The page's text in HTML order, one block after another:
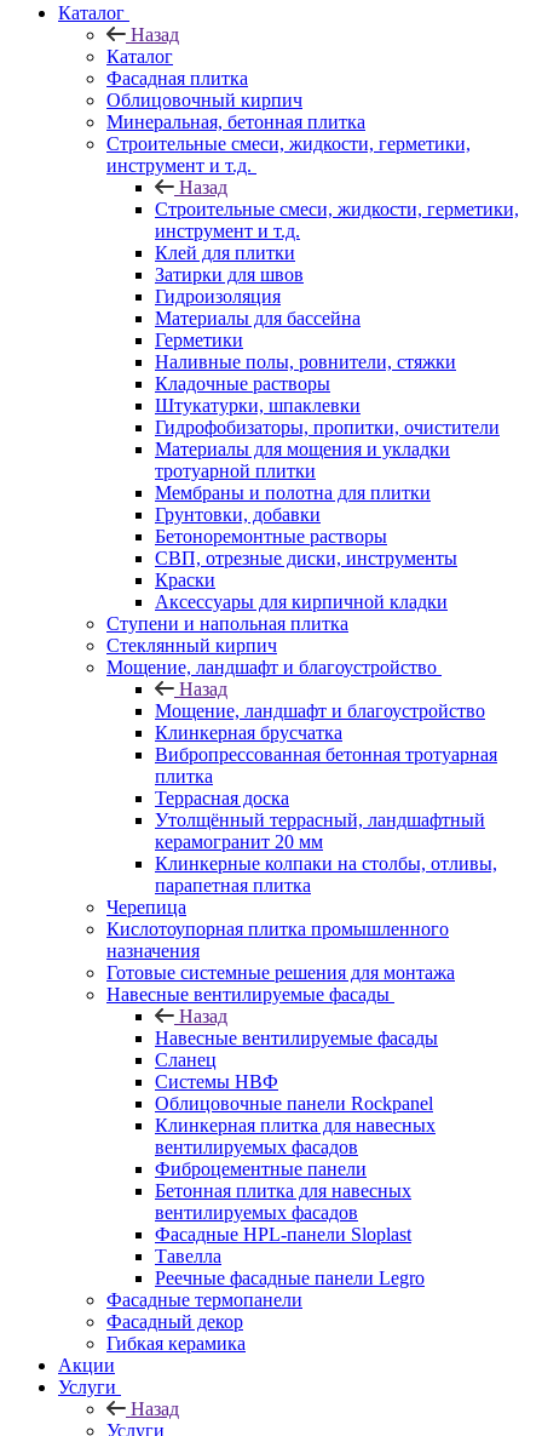
Каталог
Назад
Каталог
Фасадная плитка
Облицовочный кирпич
Минеральная, бетонная плитка
Строительные смеси, жидкости, герметики,
инструмент и т.д.
Назад
Строительные смеси, жидкости, герметики,
инструмент и т.д.
Клей для плитки
Затирки для швов
Гидроизоляция
Материалы для бассейна
Герметики
Наливные полы, ровнители, стяжки
Кладочные растворы
Штукатурки, шпаклевки
Гидрофобизаторы, пропитки, очистители
Материалы для мощения и укладки
тротуарной плитки
Мембраны и полотна для плитки
Грунтовки, добавки
Бетоноремонтные растворы
СВП, отрезные диски, инструменты
Краски
Аксессуары для кирпичной кладки
Ступени и напольная плитка
Cтеклянный кирпич
Мощение, ландшафт и благоустройство
Назад
Мощение, ландшафт и благоустройство
Клинкерная брусчатка
Вибропрессованная бетонная тротуарная
плитка
Террасная доска
Утолщённый террасный, ландшафтный
керамогранит 20 мм
Клинкерные колпаки на столбы, отливы,
парапетная плитка
Черепица
Кислотоупорная плитка промышленного
назначения
Готовые системные решения для монтажа
Навесные вентилируемые фасады
Назад
Навесные вентилируемые фасады
Сланец
Системы НВФ
Облицовочные панели Rockpanel
Клинкерная плитка для навесных
вентилируемых фасадов
Фиброцементные панели
Бетонная плитка для навесных
вентилируемых фасадов
Фасадные HPL-панели Sloplast
Тавелла
Реечные фасадные панели Legro
Фасадные термопанели
Фасадный декор
Гибкая керамика
Акции
Услуги
Назад
Услуги